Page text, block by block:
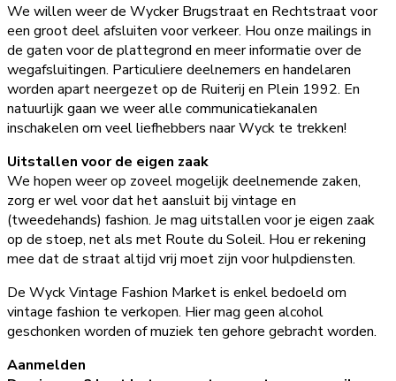
We willen weer de Wycker Brugstraat en Rechtstraat voor
een groot deel afsluiten voor verkeer. Hou onze mailings in
de gaten voor de plattegrond en meer informatie over de
wegafsluitingen. Particuliere deelnemers en handelaren
worden apart neergezet op de Ruiterij en Plein 1992. En
natuurlijk gaan we weer alle communicatiekanalen
inschakelen om veel liefhebbers naar Wyck te trekken!
Uitstallen voor de eigen zaak
We hopen weer op zoveel mogelijk deelnemende zaken,
zorg er wel voor dat het aansluit bij vintage en
(tweedehands) fashion. Je mag uitstallen voor je eigen zaak
op de stoep, net als met Route du Soleil. Hou er rekening
mee dat de straat altijd vrij moet zijn voor hulpdiensten.
De Wyck Vintage Fashion Market is enkel bedoeld om
vintage fashion te verkopen. Hier mag geen alcohol
geschonken worden of muziek ten gehore gebracht worden.
Aanmelden